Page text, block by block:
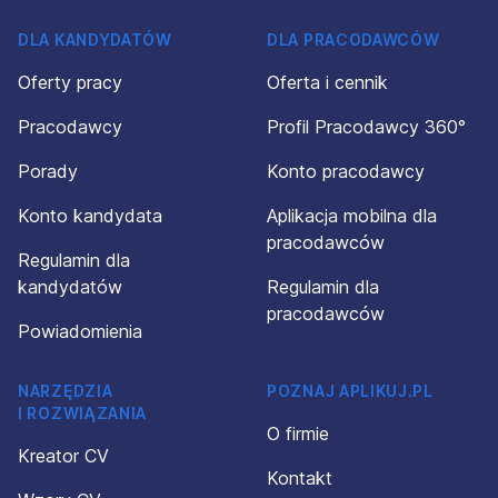
DLA KANDYDATÓW
Oferty pracy
Pracodawcy
Porady
Konto kandydata
Regulamin dla
kandydatów
Powiadomienia
DLA PRACODAWCÓW
Oferta i cennik
Profil Pracodawcy 360°
Konto pracodawcy
Aplikacja mobilna dla
pracodawców
Regulamin dla
pracodawców
NARZĘDZIA
I ROZWIĄZANIA
Kreator CV
POZNAJ APLIKUJ.PL
O firmie
Kontakt